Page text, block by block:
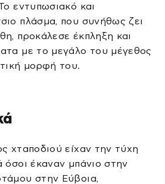
εντυπωσιακό και
πλάσμα, που συνήθως ζει
προκάλεσε έκπληξη και
με το μεγάλο του μέγεθος
μορφή του.
χταποδιού είχαν την τύχη
έκαναν μπάνιο στην
στην Εύβοια,